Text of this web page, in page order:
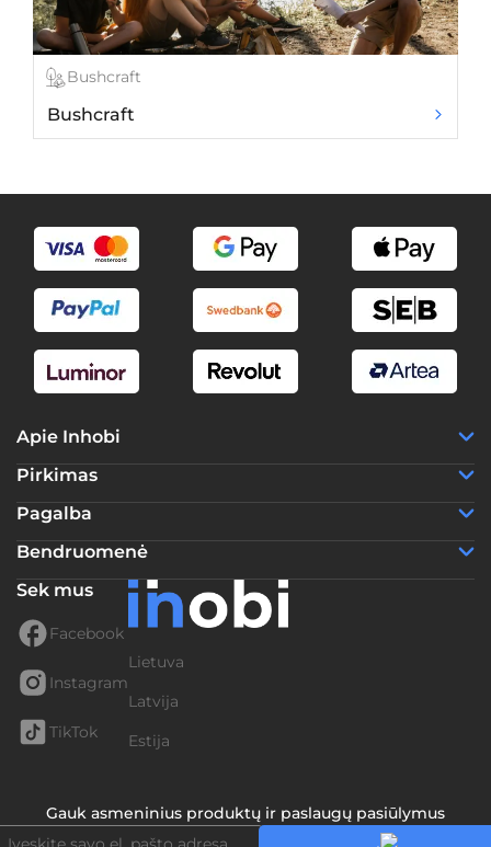
Bushcraft
Bushcraft
Apie Inhobi
Pirkimas
Pagalba
Bendruomenė
Sek mus
Facebook
Instagram
TikTok
Lietuva
Latvija
Estija
Gauk asmeninius produktų ir paslaugų pasiūlymus